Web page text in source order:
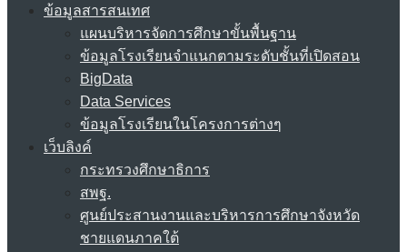
ข้อมูลสารสนเทศ
แผนบริหารจัดการศึกษาขั้นพื้นฐาน
ข้อมูลโรงเรียนจำแนกตามระดับชั้นที่เปิดสอน
BigData
Data Services
ข้อมูลโรงเรียนในโครงการต่างๆ
เว็บลิงค์
กระทรวงศึกษาธิการ
สพฐ.
ศูนย์ประสานงานและบริหารการศึกษาจังหวัด
ชายแดนภาคใต้